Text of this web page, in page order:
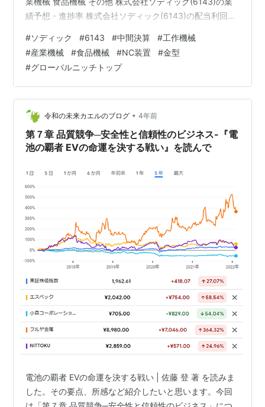
績予想・進捗率 株式会社ソディック(6143)の配当利回り
き、ありがとうございます。 株式会社ソディック(6143)
という企業をご存じでしょうか？工作機械や産業機械、
食品機械を製造しているメーカーです。なかでも、放電
加工機では世界でも有数のメーカーとなっています。
shousanshouuoは、株式…
#ソディック #6143 #中間決算 #工作機械
#産業機械 #食品機械 #NC装置 #金型
#グローバルニッチトップ
令和の未来カエルのブログ • 4年前
第７章 品質競争─安全性と信頼性のビジネス-『電
池の覇者 EVの命運を決する戦い』を読んで
電池の覇者 EVの命運を決する戦い | 佐藤 登 著 を読みま
した。その要点、所感など紹介したいと思います。今回